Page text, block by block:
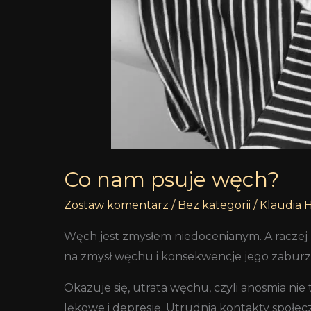
Co nam psuje węch?
Zostaw komentarz / Bez kategorii / Klaudia
Węch jest zmysłem niedocenianym. A
na zmysł węchu i konsekwencje jego
Okazuje się, utrata węchu, czyli anosmia
lękowe i depresję. Utrudnia kontakty